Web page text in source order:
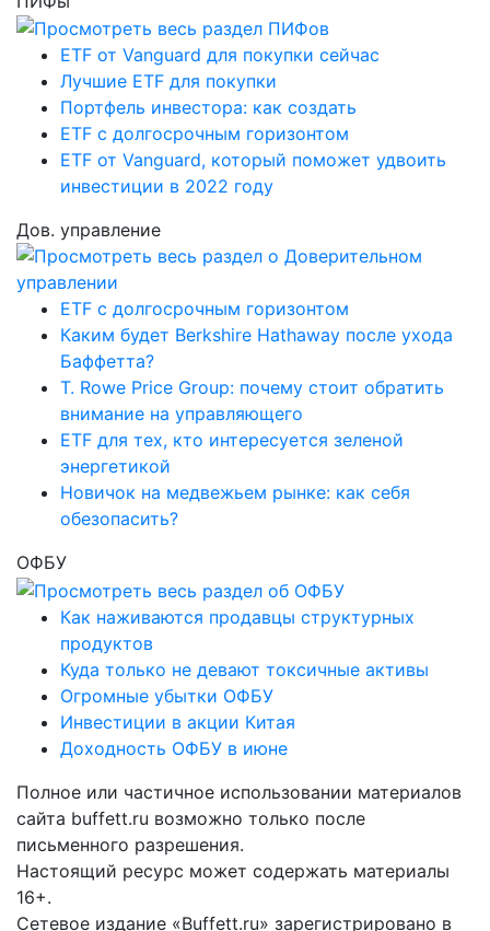
ETF от Vanguard для покупки сейчас
Лучшие ETF для покупки
Портфель инвестора: как создать
ETF с долгосрочным горизонтом
ETF от Vanguard, который поможет удвоить
инвестиции в 2022 году
Дов. управление
ETF с долгосрочным горизонтом
Каким будет Berkshire Hathaway после ухода
Баффетта?
T. Rowe Price Group: почему стоит обратить
внимание на управляющего
ETF для тех, кто интересуется зеленой
энергетикой
Новичок на медвежьем рынке: как себя
обезопасить?
ОФБУ
Как наживаются продавцы структурных
продуктов
Куда только не девают токсичные активы
Огромные убытки ОФБУ
Инвестиции в акции Китая
Доходность ОФБУ в июне
Полное или частичное использовании материалов
сайта buffett.ru возможно только после
письменного разрешения.
Настоящий ресурс может содержать материалы
16+.
Сетевое издание «Buffett.ru» зарегистрировано в